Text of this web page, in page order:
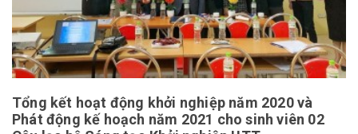
Tổng kết hoạt động khởi nghiệp năm 2020 và
Phát động kế hoạch năm 2021 cho sinh viên 02